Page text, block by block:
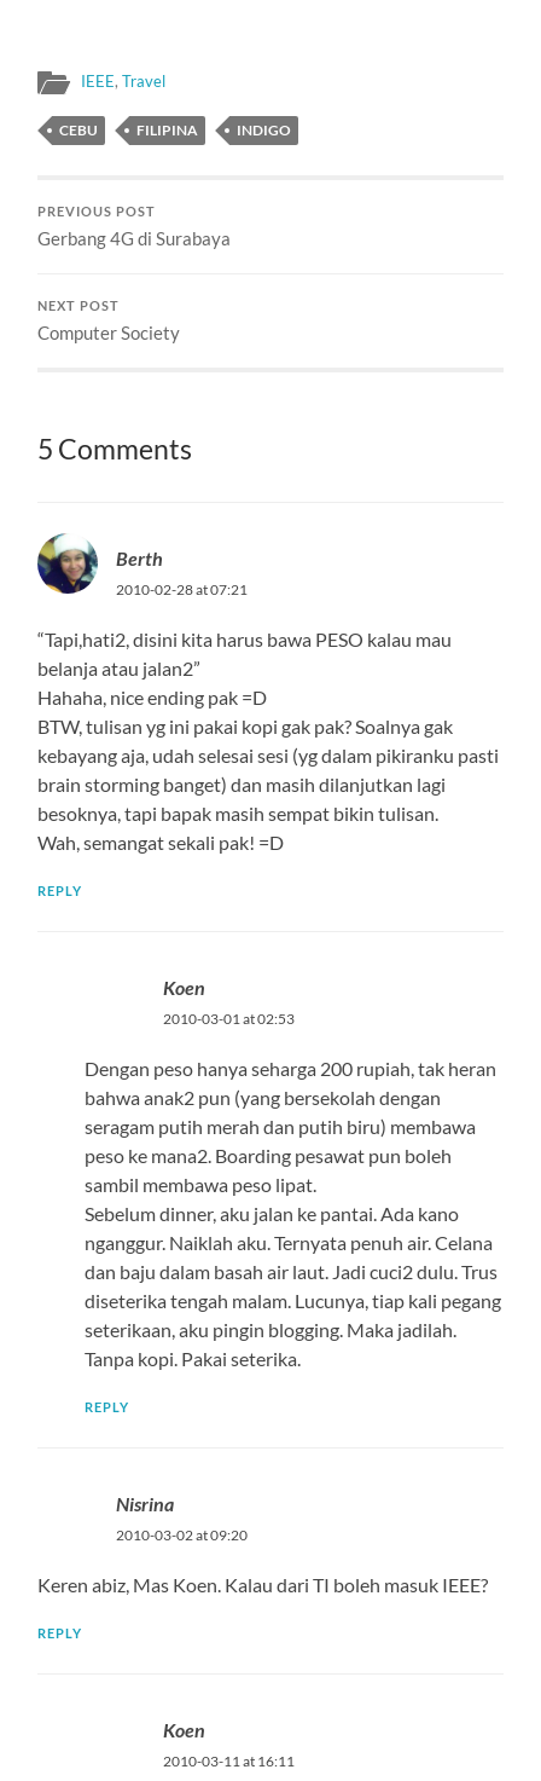
IEEE,Travel
CEBU FILIPINA INDIGO
PREVIOUS POST
Gerbang 4G di Surabaya
NEXT POST
Computer Society
5 Comments
Berth
2010-02-28 at 07:21
“Tapi,hati2, disini kita harus bawa PESO kalau mau
belanja atau jalan2”
Hahaha, nice ending pak =D
BTW, tulisan yg ini pakai kopi gak pak? Soalnya gak
kebayang aja, udah selesai sesi (yg dalam pikiranku pasti
brain storming banget) dan masih dilanjutkan lagi
besoknya, tapi bapak masih sempat bikin tulisan.
Wah, semangat sekali pak! =D
REPLY
Koen
2010-03-01 at 02:53
Dengan peso hanya seharga 200 rupiah, tak heran
bahwa anak2 pun (yang bersekolah dengan
seragam putih merah dan putih biru) membawa
peso ke mana2. Boarding pesawat pun boleh
sambil membawa peso lipat.
Sebelum dinner, aku jalan ke pantai. Ada kano
nganggur. Naiklah aku. Ternyata penuh air. Celana
dan baju dalam basah air laut. Jadi cuci2 dulu. Trus
diseterika tengah malam. Lucunya, tiap kali pegang
seterikaan, aku pingin blogging. Maka jadilah.
Tanpa kopi. Pakai seterika.
REPLY
Nisrina
2010-03-02 at 09:20
Keren abiz, Mas Koen. Kalau dari TI boleh masuk IEEE?
REPLY
Koen
2010-03-11 at 16:11